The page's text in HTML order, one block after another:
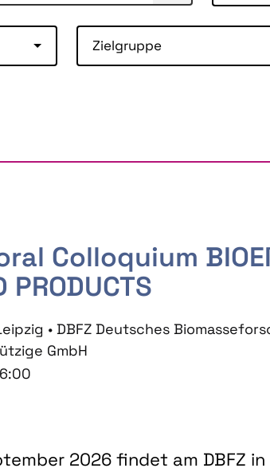
Zielgruppe
Colloquium
PRODUCTS
• DBFZ Deutsches
GmbH
2026 findet am DBFZ